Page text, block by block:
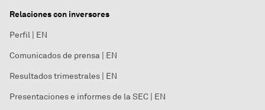
Relaciones con inversores
Perfil | EN
Comunicados de prensa | EN
Resultados trimestrales | EN
Presentaciones e informes de la SEC | EN